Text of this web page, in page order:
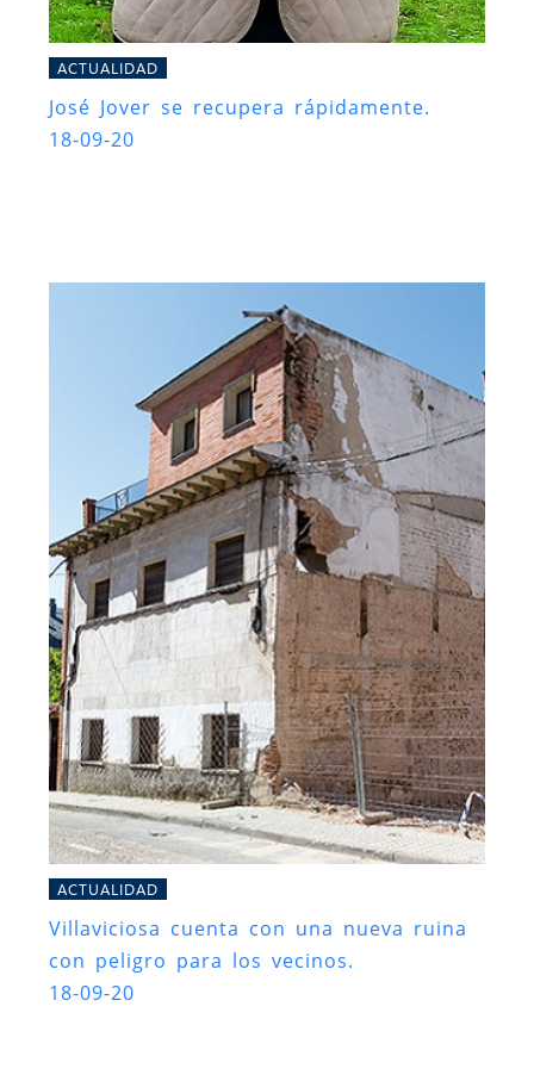
ACTUALIDAD
José Jover se recupera rápidamente.
18-09-20
ACTUALIDAD
Villaviciosa cuenta con una nueva ruina
con peligro para los vecinos.
18-09-20